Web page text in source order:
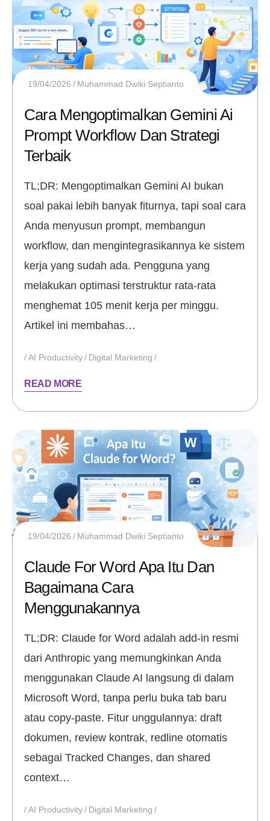
19/04/2026 Muhammad Dwiki Septianto
Cara Mengoptimalkan Gemini Ai
Prompt Workflow Dan Strategi
Terbaik
TL;DR: Mengoptimalkan Gemini AI bukan
soal pakai lebih banyak fiturnya, tapi soal cara
Anda menyusun prompt, membangun
workflow, dan mengintegrasikannya ke sistem
kerja yang sudah ada. Pengguna yang
melakukan optimasi terstruktur rata-rata
menghemat 105 menit kerja per minggu.
Artikel ini membahas…
AI Productivity Digital Marketing
READ MORE
19/04/2026 Muhammad Dwiki Septianto
Claude For Word Apa Itu Dan
Bagaimana Cara
Menggunakannya
TL;DR: Claude for Word adalah add-in resmi
dari Anthropic yang memungkinkan Anda
menggunakan Claude AI langsung di dalam
Microsoft Word, tanpa perlu buka tab baru
atau copy-paste. Fitur unggulannya: draft
dokumen, review kontrak, redline otomatis
sebagai Tracked Changes, dan shared
context…
AI Productivity Digital Marketing